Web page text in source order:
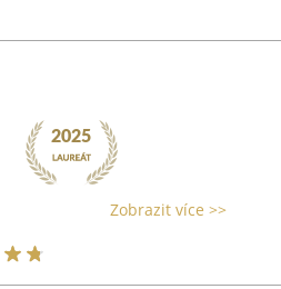
Zobrazit více >>